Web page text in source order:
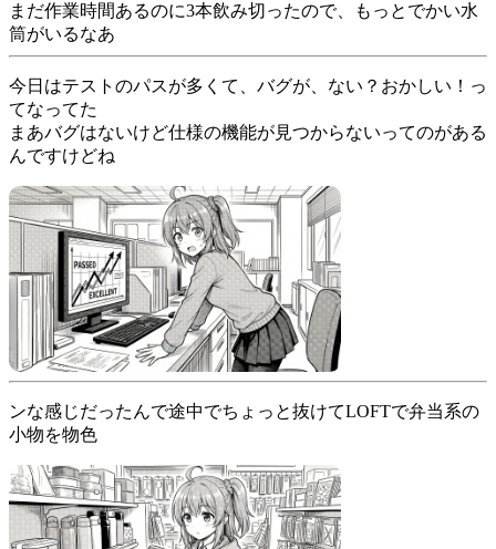
まだ作業時間あるのに3本飲み切ったので、もっとでかい水
筒がいるなあ
今日はテストのパスが多くて、バグが、ない？おかしい！っ
てなってた
まあバグはないけど仕様の機能が見つからないってのがある
んですけどね
ンな感じだったんで途中でちょっと抜けてLOFTで弁当系の
小物を物色